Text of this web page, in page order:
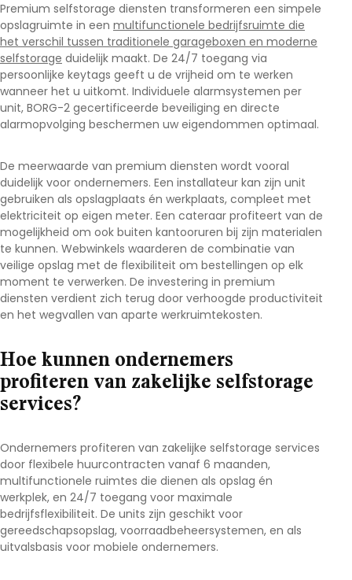
Premium selfstorage diensten transformeren een simpele
opslagruimte in een multifunctionele bedrijfsruimte die
het verschil tussen traditionele garageboxen en moderne
selfstorage duidelijk maakt. De 24/7 toegang via
persoonlijke keytags geeft u de vrijheid om te werken
wanneer het u uitkomt. Individuele alarmsystemen per
unit, BORG-2 gecertificeerde beveiliging en directe
alarmopvolging beschermen uw eigendommen optimaal.
De meerwaarde van premium diensten wordt vooral
duidelijk voor ondernemers. Een installateur kan zijn unit
gebruiken als opslagplaats én werkplaats, compleet met
elektriciteit op eigen meter. Een cateraar profiteert van de
mogelijkheid om ook buiten kantooruren bij zijn materialen
te kunnen. Webwinkels waarderen de combinatie van
veilige opslag met de flexibiliteit om bestellingen op elk
moment te verwerken. De investering in premium
diensten verdient zich terug door verhoogde productiviteit
en het wegvallen van aparte werkruimtekosten.
Hoe kunnen ondernemers
profiteren van zakelijke selfstorage
services?
Ondernemers profiteren van zakelijke selfstorage services
door flexibele huurcontracten vanaf 6 maanden,
multifunctionele ruimtes die dienen als opslag én
werkplek, en 24/7 toegang voor maximale
bedrijfsflexibiliteit. De units zijn geschikt voor
gereedschapsopslag, voorraadbeheersystemen, en als
uitvalsbasis voor mobiele ondernemers.